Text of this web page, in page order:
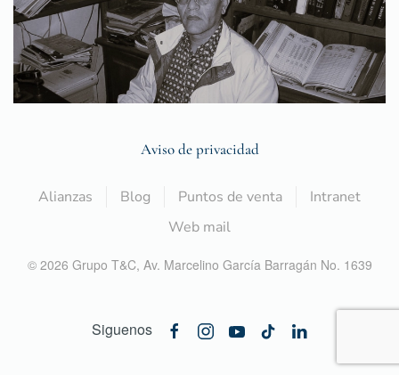
Aviso de privacidad
Alianzas Blog Puntos de venta
Intranet
Web mail
© 2026 Grupo T&C, Av. Marcelino García Barragán No. 1639
Siguenos